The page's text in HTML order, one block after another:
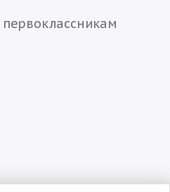
упаковке
упаковке
«Рубина»
с игрушкой
Деда Мороза
наборы